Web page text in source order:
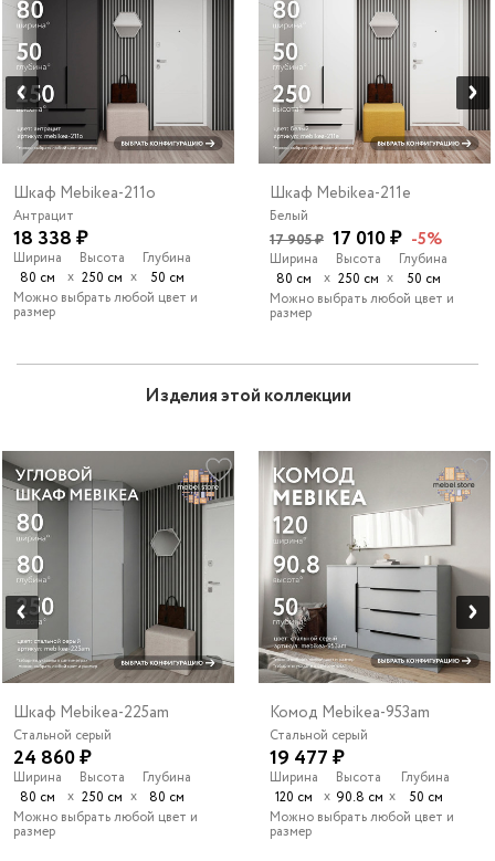
Шкаф Mebikea-211o
Антрацит
18 338 ₽
Ширина
80 см
х
Высота
250 см х
Глубина
50 см
Можно выбрать любой цвет и
размер
Шкаф Mebikea-211e
Белый
17 905 ₽ 17 010 ₽ -5%
Ширина
80 см
х
Высота
250 см х
Глубина
50 см
Можно выбрать любой цвет и
размер
Изделия этой коллекции
Шкаф Mebikea-225am
Стальной серый
24 860 ₽
Ширина
80 см
х
Высота
250 см х
Глубина
80 см
Можно выбрать любой цвет и
размер
Комод Mebikea-953am
Стальной серый
19 477 ₽
Ширина
120 см
х
Высота
90.8 см х
Глубина
50 см
Можно выбрать любой цвет и
размер